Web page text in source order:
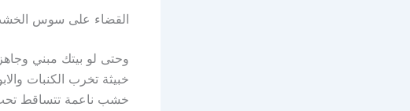
القضاء على سوس
وحتى لو بيتك مبني
خبيثة تخرب الكنبات
خشب ناعمة تتساقط تحت